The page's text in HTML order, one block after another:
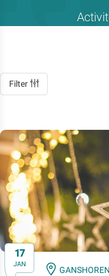
Filter
17
JAN